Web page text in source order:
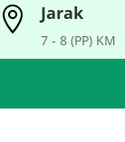
 Jarak
7 - 8 (PP) KM